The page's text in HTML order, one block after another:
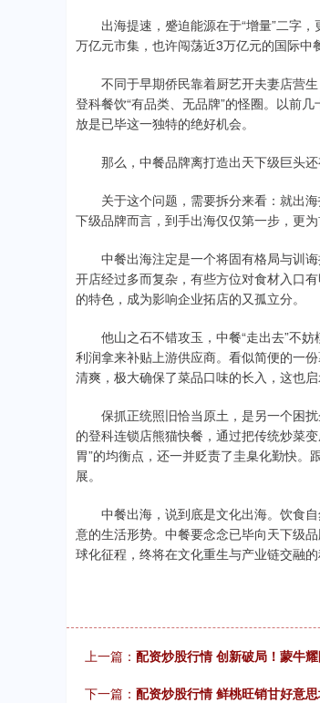
出海提速，蹙迫能源在于“增量”二字
万亿元市集，也许闯荡近3万亿元的国际中
不同于早期侨民靠着厨艺开夫妻店营
登科餐饮“有品类、无品牌”的怪圈。以前
放是已毕这一独特的绝好机会。
那么，中餐品牌离打造出天下级巨头还
关于这个问题，需要拆分来看：就出
下级品牌而言，到手出海仅仅第一步，更
中餐出海注定是一个将固有格局与训
开店经过多而复杂，有些方位对食材入口
的特色，成为影响企业拓店的又孤立分。
他山之石不错攻玉，中餐“走出去”不
利润拿来补贴上游供应商。看似简便的一
清爽，极大确保了菜品口味的长入，这也
保抓正统照旧恰当原土，是另一个困
的登科连锁店熊猫快餐，通过把传统炒菜
胃”的均衡点，还一并贬责了圭臬化勤快
展。
中餐出海，说到底是文化出海。饮食
意的生活形势。中餐要念念已毕向天下级
球化征程，终将在文化重生与产业链交融
上一篇： 配资炒股行情 创新破局！蒙牛
下一篇： 配资炒股行情 鲜桃旺销甘好意